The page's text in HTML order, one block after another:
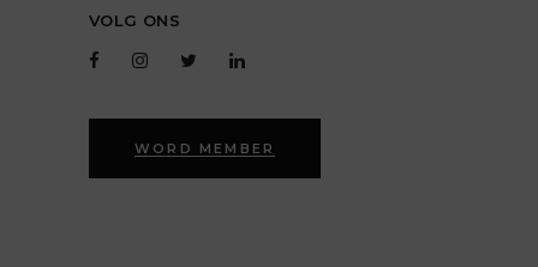
VOLG ONS
WORD MEMBER